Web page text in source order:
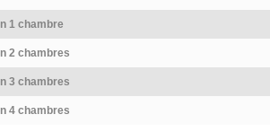
1 chambre
2 chambres
3 chambres
4 chambres